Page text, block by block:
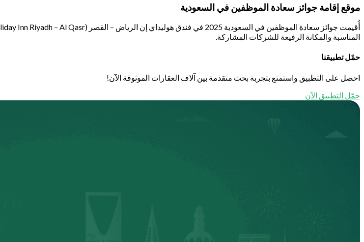
موقع إقامة جوائز سعادة الموظفين في السعودية
المناسبة والمكانة الرفيعة للشركات المشاركة.
حمّل تطبيقنا
احصل على التطبيق واستمتع بتجربة بحث متقدمة بين آلاف العقارات الموثوقة الآن!
حمّل التطبيق الآن